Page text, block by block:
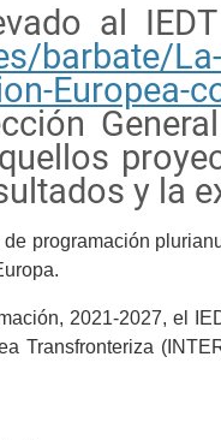
al IEDT
barbate/
Europea-
y la
programación
2021-2027, el
Transfronteriza